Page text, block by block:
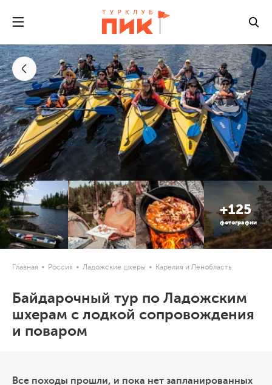
+125
фотографии
Главная Россия Ладожские шхеры Карелия и Ленобласть
Байдарочный тур по Ладожским
шхерам с лодкой сопровождения
и поваром
Все походы прошли, и пока нет запланированных